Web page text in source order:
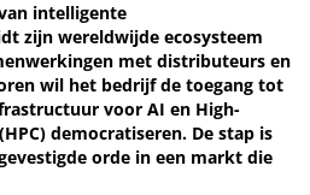
intelligente
zijn wereldwijde ecosysteem
met distributeurs en
wil het bedrijf de toegang tot
voor AI en High-
democratiseren. De stap is
orde in een markt die